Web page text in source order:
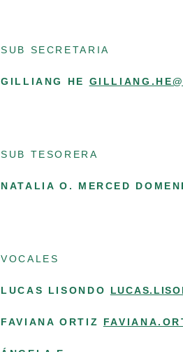
SUB SECRETARIA
GILLIANG HE
SUB TESORERA
NATALIA O. MERCED
VOCALES
LUCAS LISONDO
FAVIANA ORTIZ